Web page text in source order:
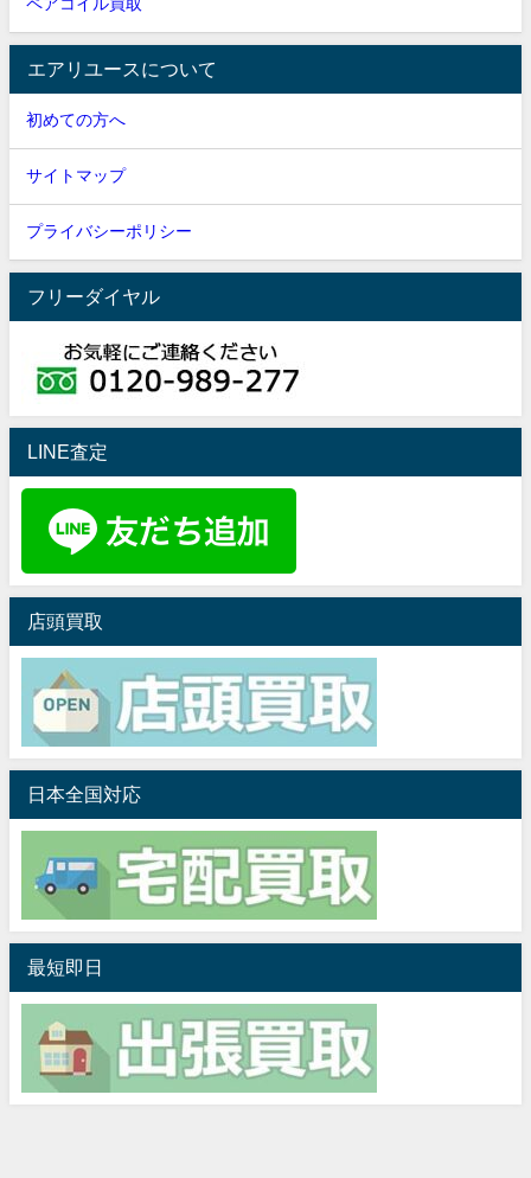
ペアコイル買取
エアリユースについて
初めての方へ
サイトマップ
プライバシーポリシー
フリーダイヤル
LINE査定
店頭買取
日本全国対応
最短即日